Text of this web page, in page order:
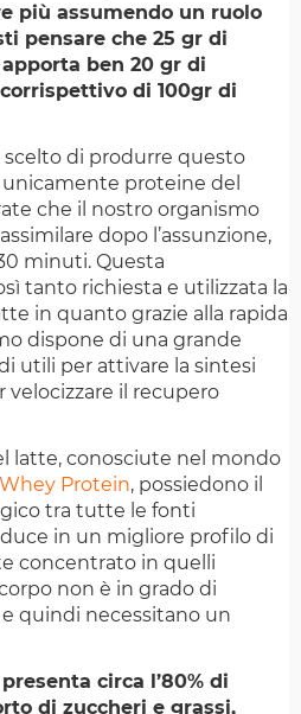
più assumendo un ruolo
pensare che 25 gr di
ben 20 gr di
di 100gr di
scelto di produrre questo
proteine del
che il nostro organismo
dopo l’assunzione,
minuti. Questa
tanto richiesta e utilizzata la
in quanto grazie alla rapida
dispone di una grande
utili per attivare la sintesi
velocizzare il recupero
latte, conosciute nel mondo
Whey Protein, possiedono il
tra tutte le fonti
in un migliore profilo di
concentrato in quelli
non è in grado di
quindi necessitano un
circa l’80% di
di zuccheri e grassi,